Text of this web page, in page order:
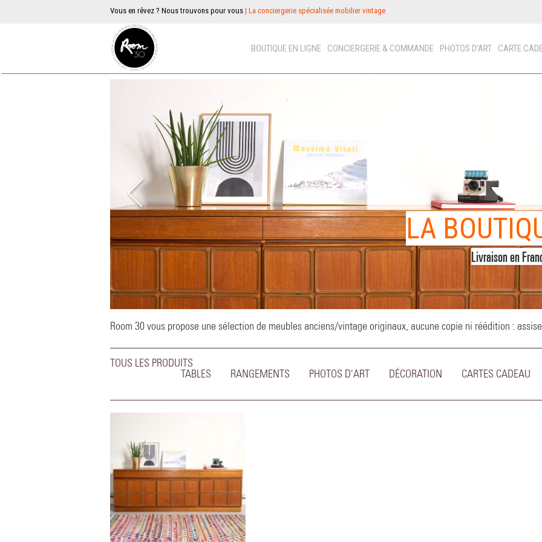
Vous en rêvez ? Nous trouvons pour vous | La conciergerie spécialisée mobilier vintage
BOUTIQUE EN LIGNE CONCIERGERIE & COMMANDE PHOTOS D’ART CARTE
LA
Livraison en
–
LA
Room 30 vous propose une sélection de meubles anciens/vintage originaux, aucune copie ni réédition :
TOUS LES PRODUITS
CARTES CADEAU
DÉCORATION
PHOTOS D'ART
RANGEMENTS
TABLES